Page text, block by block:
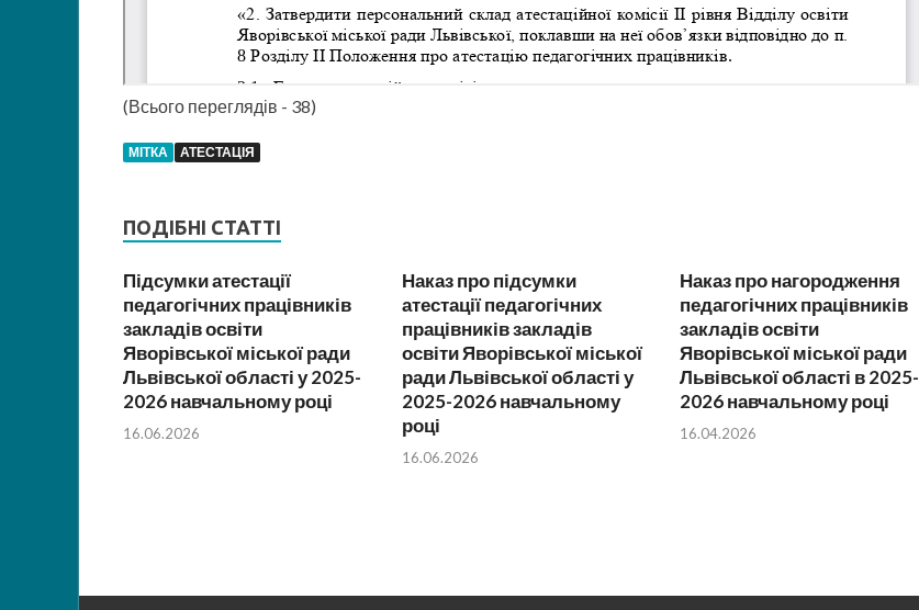
(Всього переглядів - 38)
МІТКА АТЕСТАЦІЯ
ПОДІБНІ СТАТТІ
Підсумки атестації
педагогічних працівників
закладів освіти
Яворівської міської ради
Львівської області у 2025-
2026 навчальному році
16.06.2026
Наказ про підсумки
атестації педагогічних
працівників закладів
освіти Яворівської міської
ради Львівської області у
2025-2026 навчальному
році
16.06.2026
Наказ про нагородження
педагогічних працівників
закладів освіти
Яворівської міської ради
Львівської області в 2025-
2026 навчальному році
16.04.2026